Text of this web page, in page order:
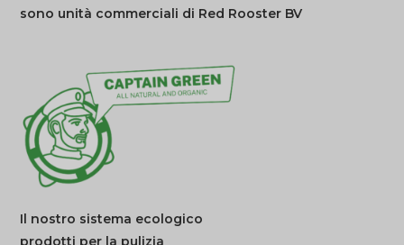
sono unità commerciali di Red Rooster BV
Il nostro sistema ecologico
prodotti per la pulizia